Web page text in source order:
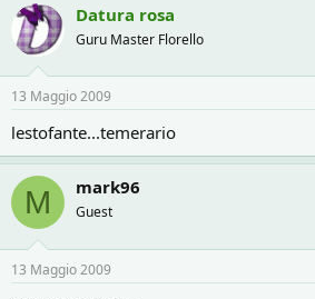
Datura rosa
Guru Master Florello
13 Maggio 2009
lestofante...temerario
M mark96
Guest
13 Maggio 2009